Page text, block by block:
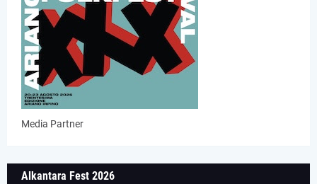
Media Partner
Alkantara Fest 2026